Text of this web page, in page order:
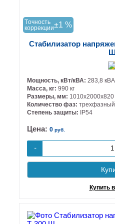
Tочность
коррекции±1 %
Стабилизатор
Ш
Мощность, кВт/кВА: 283,8
Масса, кг: 990 кг
Размеры, мм: 1010х2000х820
Количество фаз: трехфазный
Степень защиты:
IP54
Цена: 0 руб.
-
Купить